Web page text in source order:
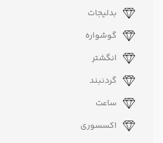
بدلیجات
گوشواره
انگشتر
گردنبند
ساعت
اکسسوری